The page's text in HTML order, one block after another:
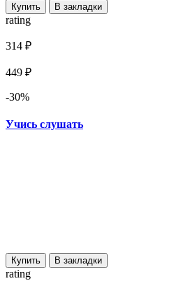
Купить В закладки
rating
314 ₽
449 ₽
-30%
Учись слушать
Купить В закладки
rating